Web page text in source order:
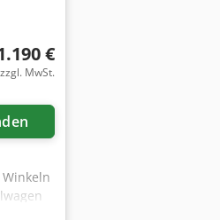
€
MwSt.